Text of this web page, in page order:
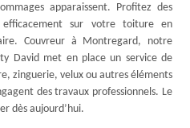
apparaissent. Profitez des
sur votre toiture en
Couvreur à Montregard, notre
David met en place un service de
zinguerie, velux ou autres éléments
des travaux professionnels. Le
dès aujourd’hui.